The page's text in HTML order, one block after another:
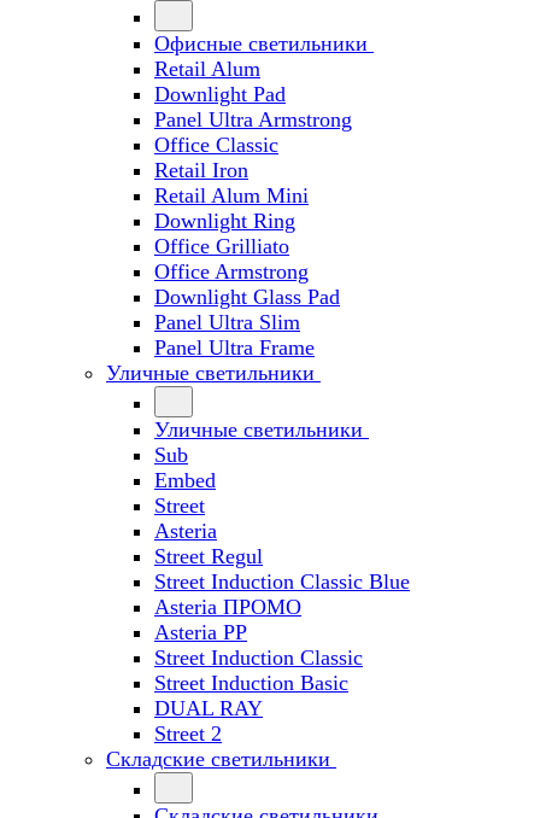
Офисные светильники
Retail Alum
Downlight Pad
Panel Ultra Armstrong
Office Classic
Retail Iron
Retail Alum Mini
Downlight Ring
Office Grilliato
Office Armstrong
Downlight Glass Pad
Panel Ultra Slim
Panel Ultra Frame
Уличные светильники
Уличные светильники
Sub
Embed
Street
Asteria
Street Regul
Street Induction Classic Blue
Asteria ПРОМО
Asteria PP
Street Induction Classic
Street Induction Basic
DUAL RAY
Street 2
Складские светильники